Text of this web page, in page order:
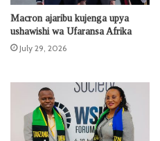
Macron ajaribu kujenga upya
ushawishi wa Ufaransa Afrika
July 29, 2026